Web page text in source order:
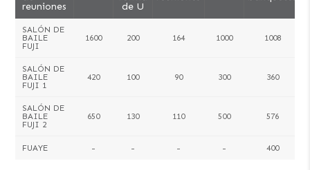
reuniones de U
SALÓN DE
BAILE
FUJI
1600 200 164 1000 1008
SALÓN DE
BAILE
FUJI 1
420 100 90 300 360
SALÓN DE
BAILE
FUJI 2
650 130 110 500 576
FUAYE - - - - 400